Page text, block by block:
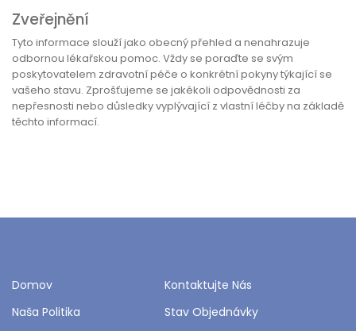
Zveřejnění
Tyto informace slouží jako obecný přehled a nenahrazuje
odbornou lékařskou pomoc. Vždy se poraďte se svým
poskytovatelem zdravotní péče o konkrétní pokyny týkající se
vašeho stavu. Zprošťujeme se jakékoli odpovědnosti za
nepřesnosti nebo důsledky vyplývající z vlastní léčby na základě
těchto informací.
Domov
Kontaktujte Nás
Naša Politika
Stav Objednávky